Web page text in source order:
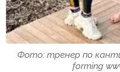
Фото: тренер по
forming